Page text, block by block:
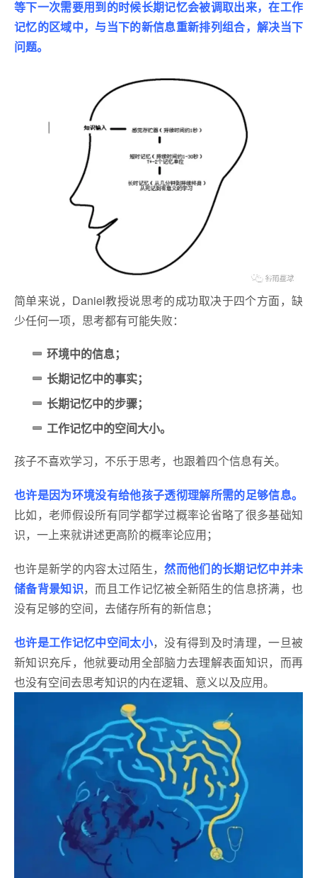
等下一次需要用到的时候长期记忆会被调取出来，在工作
记忆的区域中，与当下的新信息重新排列组合，解决当下
问题。
简单来说，Daniel教授说思考的成功取决于四个方面，缺
少任何一项，思考都有可能失败：
环境中的信息；
长期记忆中的事实；
长期记忆中的步骤；
工作记忆中的空间大小。
孩子不喜欢学习，不乐于思考，也跟着四个信息有关。
也许是因为环境没有给他孩子透彻理解所需的足够信息。
比如，老师假设所有同学都学过概率论省略了很多基础知
识，一上来就讲述更高阶的概率论应用；
也许是新学的内容太过陌生，然而他们的长期记忆中并未
储备背景知识，而且工作记忆被全新陌生的信息挤满，也
没有足够的空间，去储存所有的新信息；
也许是工作记忆中空间太小，没有得到及时清理，一旦被
新知识充斥，他就要动用全部脑力去理解表面知识，而再
也没有空间去思考知识的内在逻辑、意义以及应用。